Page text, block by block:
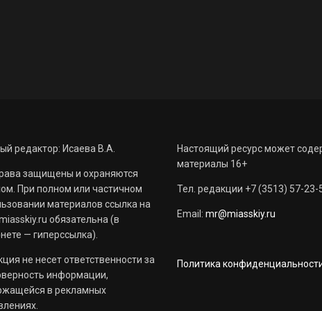
редактор: Исаева В.А.
защищены и охраняются
При полном или частичном
материалов ссылка на
обязательна (в
— гиперссылка).
не несет ответственности за
информации,
в рекламных
Настоящий ресурс может
материалы 16+
Тел. редакции +7 (3513) 57-23-
Email: mr@miasskiy.ru
Политика